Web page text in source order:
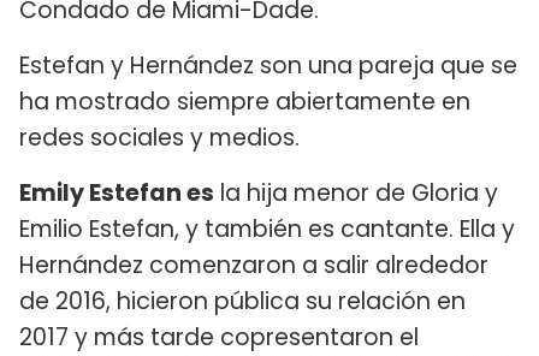
Condado de Miami-Dade.
Estefan y Hernández son una pareja que se
ha mostrado siempre abiertamente en
redes sociales y medios.
Emily Estefan es la hija menor de Gloria y
Emilio Estefan, y también es cantante. Ella y
Hernández comenzaron a salir alrededor
de 2016, hicieron pública su relación en
2017 y más tarde copresentaron el